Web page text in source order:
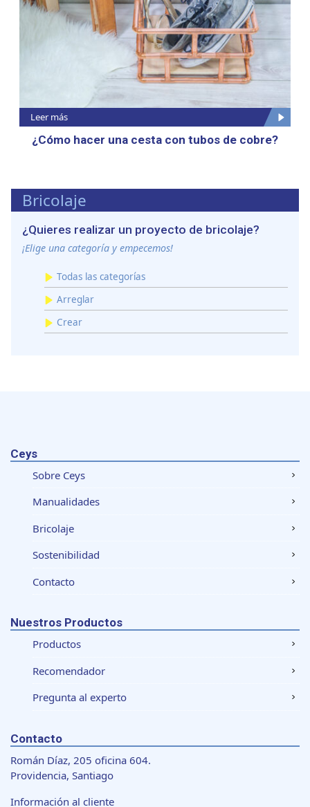
Leer más
¿Cómo hacer una cesta con tubos de cobre?
Bricolaje
¿Quieres realizar un proyecto de bricolaje?
¡Elige una categoría y empecemos!
Todas las categorías
Arreglar
Crear
Ceys
Sobre Ceys
Manualidades
Bricolaje
Sostenibilidad
Contacto
Nuestros Productos
Productos
Recomendador
Pregunta al experto
Contacto
Román Díaz, 205 oficina 604.
Providencia, Santiago
Información al cliente